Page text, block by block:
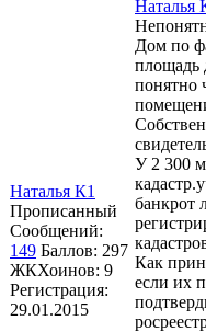
Наталья К1
Прописанный
Сообщений:
149 Баллов: 297
ЖКХоинов: 9
Регистрация:
29.01.2015
Наталья
Дом по
площадь
понятно
У 2 300
банкрот
Как
если их